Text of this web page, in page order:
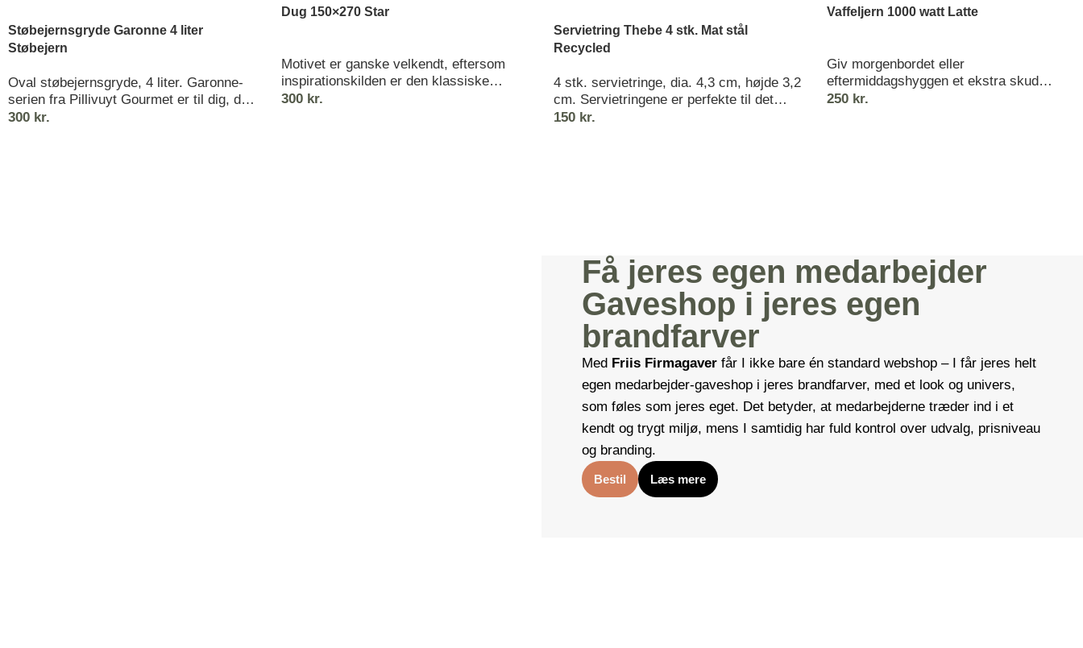
Støbejernsgryde Garonne 4 liter
Støbejern
Oval støbejernsgryde, 4 liter. Garonne-
serien fra Pillivuyt Gourmet er til dig, der
elsker at stege ved en god, høj
300 kr.
Dug 150×270 Star
Motivet er ganske velkendt, eftersom
inspirationskilden er den klassiske
papirstjerne. Symmetrien og de skarpe
300 kr.
Servietring Thebe 4 stk. Mat stål
Recycled
4 stk. servietringe, dia. 4,3 cm, højde 3,2
cm. Servietringene er perfekte til det
veldækkede bord, hvor detaljerne tæller.
150 kr.
Vaffeljern 1000 watt Latte
Giv morgenbordet eller
eftermiddagshyggen et ekstra skud
kærlighed med hjerteformede vafler, der
250 kr.
Få jeres egen medarbejder
Gaveshop i jeres egen
brandfarver
Med Friis Firmagaver får I ikke bare én standard webshop – I får jeres helt
egen medarbejder-gaveshop i jeres brandfarver, med et look og univers,
som føles som jeres eget. Det betyder, at medarbejderne træder ind i et
kendt og trygt miljø, mens I samtidig har fuld kontrol over udvalg, prisniveau
og branding.
Bestil Læs mere